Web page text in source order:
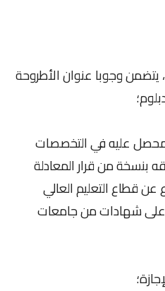
يتضمن وجوبا عنوان الأطروحة
عليه في التخصصات
بنسخة من قرار المعادلة
قطاع التعليم العالي
على شهادات من جامعات